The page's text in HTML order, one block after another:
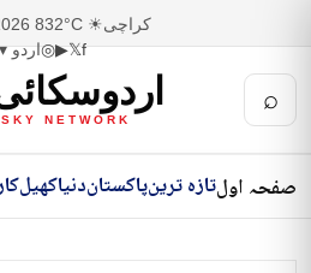
کراچی☀ 32°C
8 August 2026
f
𝕏
▶
◎اردو
⌕
NETWORK
صفحہ اولتازہ ترینپاکستاندنیاکھیل